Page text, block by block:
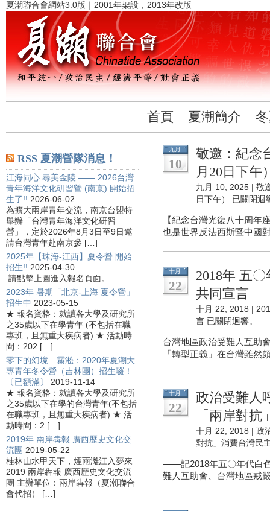
夏潮聯合會網站3.0版｜2001年架設，2013年改版
首頁 夏潮簡介
RSS 夏潮營隊消息！
江海同心 尋美金陵 —— 2026台灣
青年海洋文化研習營 (南京) 開始招
生了!! 2026-06-02
為擴大兩岸青年交流，南京台盟特
舉辦「台灣青年海洋文化研習
營」，定於2026年8月3日至9日邀
請台灣青年赴南京參 […]
2025年【珠海-江西】夏令營 開始
招生!! 2025-04-30
請點擊上圖進入報名頁面。
2023年 暑期「北京-上海 夏令營」
招生中 2023-05-15
★ 報名資格：就讀各大學及研究所
之35歲以下在學青年 (不包括在職
專班，且無重大疾病者) ★ 活動時
間：202 […]
零下的幻境—霧淞：2020年夏潮大
專青年冬令營（吉林團）招生囉！
〔已額滿〕
2019-11-14
★ 報名資格：就讀各大學及研究所
之35歲以下在學的台灣青年(不包括
在職專班，且無重大疾病者) ★ 活
動時間：2 […]
2019年 兩岸犇報 廣西歷史文化交
流團 2019-05-22
桂林山水甲天下，煙雨灕江入夢來
2019 兩岸犇報 廣西歷史文化交流
團 主辦單位：兩岸犇報（夏潮聯合
會代招） […]
九月
10
敬邀：紀念
月20日下午
九月 10, 2025 | 敬
日下午）
已關閉迴
【紀念台灣光復八十周年
也是世界反法西斯暨中國
十月
22
2018年 五
共同宣言
十月 22, 2018 |
言 已關閉迴響。
台灣地區政治受難人互助
「轉型正義」在台灣雖
十月
22
政治受難人
「兩岸對
十月 22, 2018 | 政
對抗」消費台灣民
——記2018年五〇年代白
難人互助會、台灣地區戒